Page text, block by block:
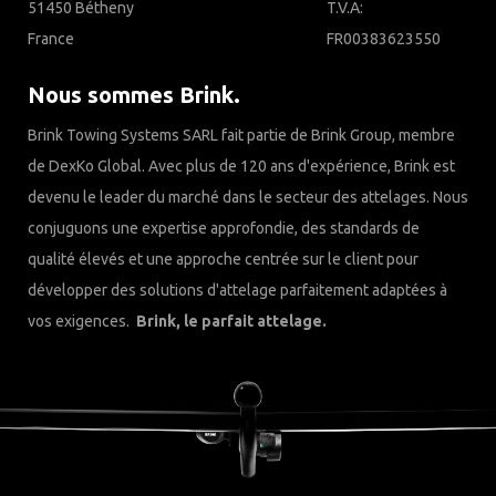
51450 Bétheny
France
T.V.A:
FR00383623550
Nous sommes Brink.
Brink Towing Systems SARL fait partie de Brink Group, membre
de DexKo Global. Avec plus de 120 ans d'expérience, Brink est
devenu le leader du marché dans le secteur des attelages. Nous
conjuguons une expertise approfondie, des standards de
qualité élevés et une approche centrée sur le client pour
développer des solutions d'attelage parfaitement adaptées à
vos exigences. Brink, le parfait attelage.